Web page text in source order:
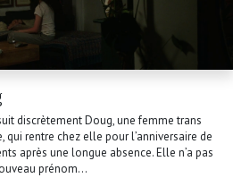
discrètement Doug, une femme trans
qui rentre chez elle pour l’anniversaire de
après une longue absence. Elle n’a pas
prénom...